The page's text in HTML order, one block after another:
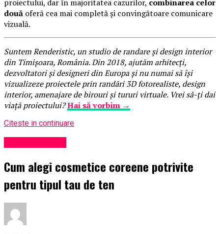
proiectului, dar în majoritatea cazurilor, combinarea celor
două oferă cea mai completă și convingătoare comunicare
vizuală.
Suntem Renderistic, un studio de randare și design interior
din Timișoara, România. Din 2018, ajutăm arhitecți,
dezvoltatori și designeri din Europa și nu numai să își
vizualizeze proiectele prin randări 3D fotorealiste, design
interior, amenajare de birouri și tururi virtuale. Vrei să-ți dai
viață proiectului?Hai să vorbim →
Citeste in continuare
Cum alegi cosmetice coreene potrivite
pentru tipul tau de ten